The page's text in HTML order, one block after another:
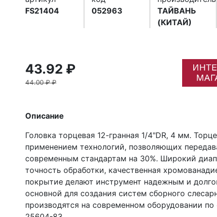
FS21404
052963
ТАЙВАНЬ
(КИТАЙ)
43.92 ₽
44.00 ₽ ₽
Описание
Головка торцевая 12-гранная 1/4"DR, 4 мм.
применением технологий, позволяющих
современным стандартам на 30%. Широкий
точность обработки, качественная
покрытие делают инструмент надежным и
основной для создания систем сборного
производятся на современном оборудовании